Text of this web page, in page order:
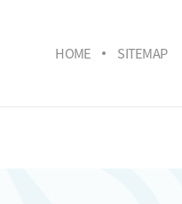
HOME SITEMAP